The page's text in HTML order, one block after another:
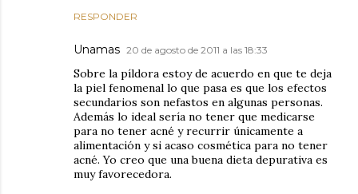
RESPONDER
Unamas 20 de agosto de 2011 a las 18:33
Sobre la píldora estoy de acuerdo en que te deja
la piel fenomenal lo que pasa es que los efectos
secundarios son nefastos en algunas personas.
Además lo ideal sería no tener que medicarse
para no tener acné y recurrir únicamente a
alimentación y si acaso cosmética para no tener
acné. Yo creo que una buena dieta depurativa es
muy favorecedora.